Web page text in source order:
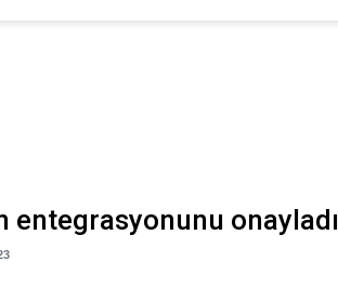
entegrasyonunu onayladı